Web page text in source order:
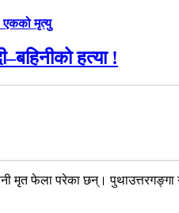
एकको मृत्यु
हत्या !
मृत फेला परेका छन्। पुथाउत्तरगङ्गा